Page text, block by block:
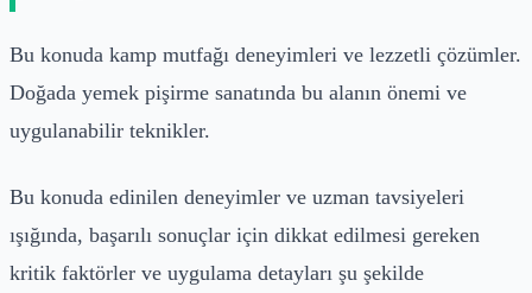
Bu konuda kamp mutfağı deneyimleri ve lezzetli çözümler.
Doğada yemek pişirme sanatında bu alanın önemi ve
uygulanabilir teknikler.
Bu konuda edinilen deneyimler ve uzman tavsiyeleri
ışığında, başarılı sonuçlar için dikkat edilmesi gereken
kritik faktörler ve uygulama detayları şu şekilde